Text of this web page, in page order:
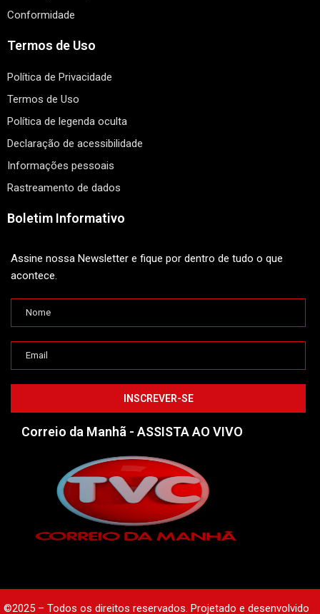
Conformidade
Termos de Uso
Política de Privacidade
Termos de Uso
Política de legenda oculta
Declaração de acessibilidade
Informações pessoais
Rastreamento de dados
Boletim Informativo
Assine nossa Newsletter e fique por dentro de tudo o que
acontece.
Correio da Manhã - ASSISTA AO VIVO
©2025 – Todos os direitos reservados. Projetado e desenvolvido